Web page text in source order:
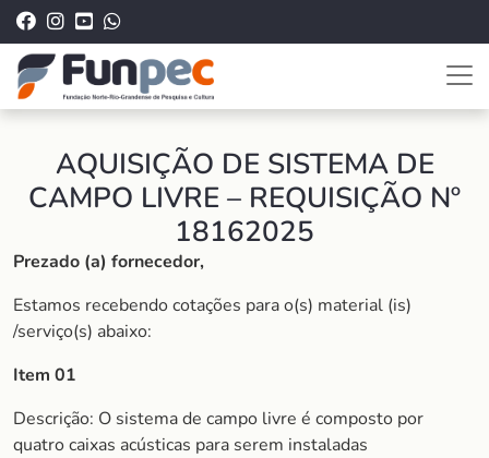
AQUISIÇÃO DE SISTEMA DE
CAMPO LIVRE – REQUISIÇÃO Nº
18162025
Prezado (a) fornecedor,
Estamos recebendo cotações para o(s) material (is)
/serviço(s) abaixo:
Item 01
Descrição: O sistema de campo livre é composto por
quatro caixas acústicas para serem instaladas